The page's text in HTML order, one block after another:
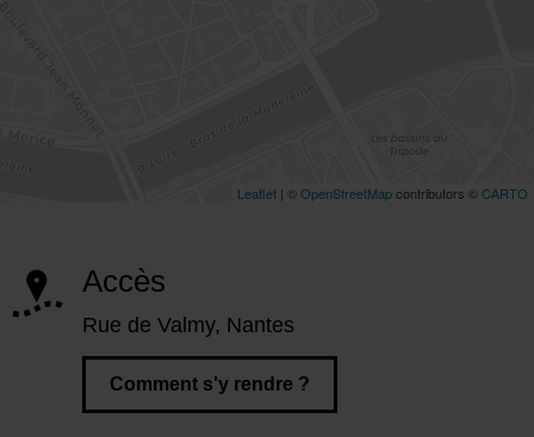
Accès
Rue de Valmy, Nantes
Comment s'y rendre ?